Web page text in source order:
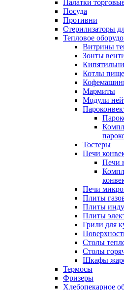
Палатки
Посуда
Противни
Стерилизаторы
Тепловое
Витрины
Зонты
Котлы
Мармиты
Модули
Тостеры
Печи
Печи
Печи
Плиты
Плиты
Плиты
Грили для
Столы
Столы
Шкафы
Термосы
Фризеры
Хлебопекарное